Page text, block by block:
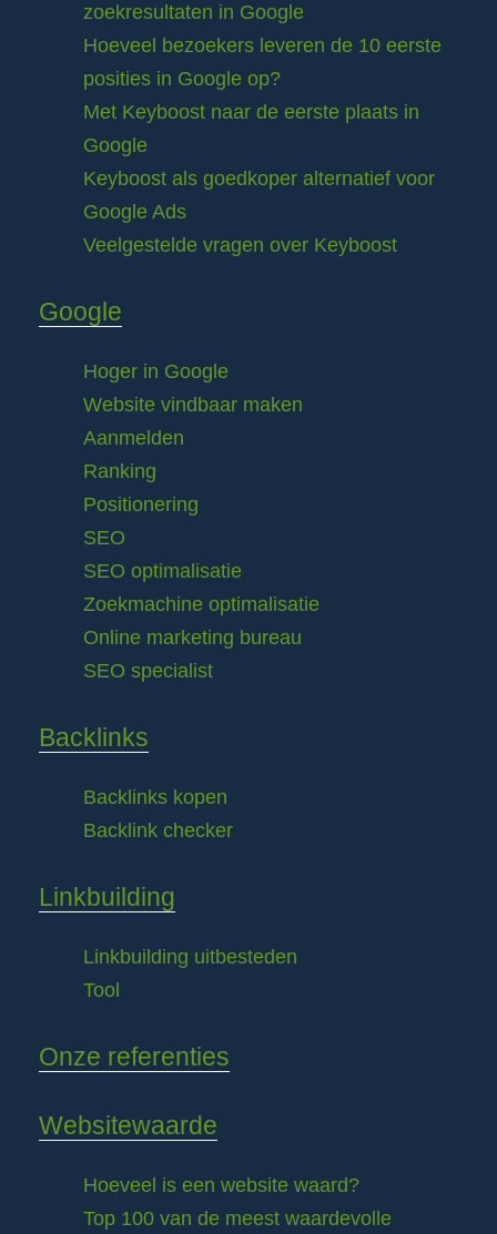
zoekresultaten in Google
Hoeveel bezoekers leveren de 10 eerste
posities in Google op?
Met Keyboost naar de eerste plaats in
Google
Keyboost als goedkoper alternatief voor
Google Ads
Veelgestelde vragen over Keyboost
Google
Hoger in Google
Website vindbaar maken
Aanmelden
Ranking
Positionering
SEO
SEO optimalisatie
Zoekmachine optimalisatie
Online marketing bureau
SEO specialist
Backlinks
Backlinks kopen
Backlink checker
Linkbuilding
Linkbuilding uitbesteden
Tool
Onze referenties
Websitewaarde
Hoeveel is een website waard?
Top 100 van de meest waardevolle